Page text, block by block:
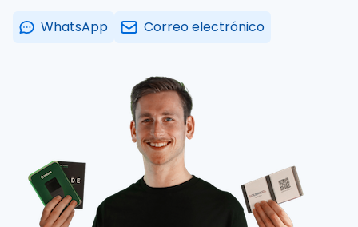
WhatsApp Correo electrónico